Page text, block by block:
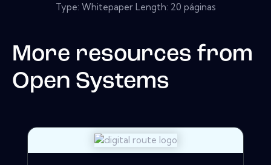
Type: Whitepaper Length: 20 páginas
More resources from
Open Systems